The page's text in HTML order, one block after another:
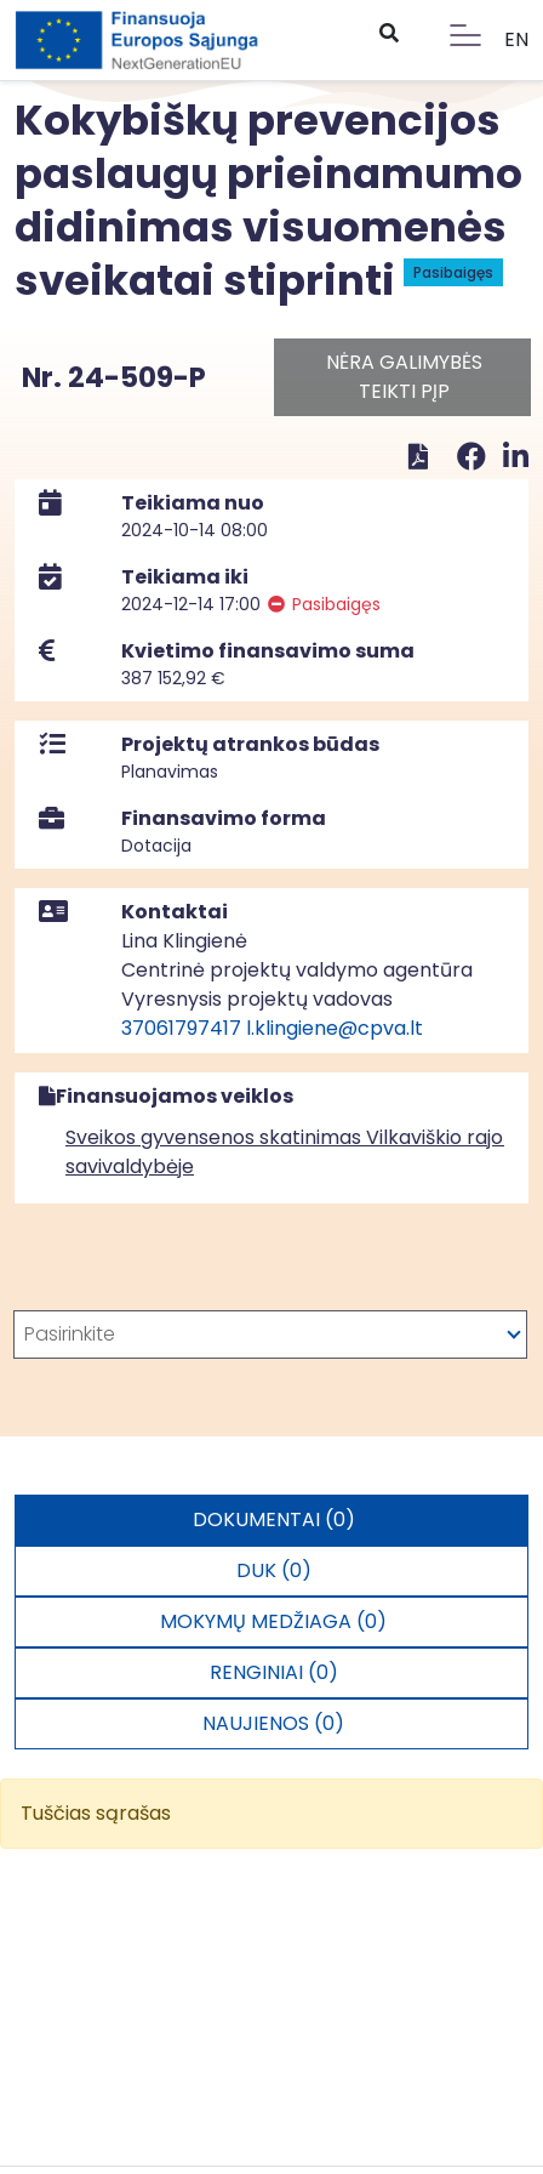
EN
Kokybiškų prevencijos
paslaugų prieinamumo
didinimas visuomenės
sveikatai stiprinti
Pasibaigęs
Nr. 24-509-P
NĖRA GALIMYBĖS
TEIKTI PĮP
Teikiama nuo
2024-10-14 08:00
Teikiama iki
2024-12-14 17:00 Pasibaigęs
Kvietimo finansavimo suma
387 152,92 €
Projektų atrankos būdas
Planavimas
Finansavimo forma
Dotacija
Kontaktai
Lina Klingienė
Centrinė projektų valdymo agentūra
Vyresnysis projektų vadovas
37061797417 l.klingiene@cpva.lt
Finansuojamos veiklos
Sveikos gyvensenos skatinimas Vilkaviškio rajono
savivaldybėje
Paieška
Pasirinkite
DOKUMENTAI (0)
DUK (0)
MOKYMŲ MEDŽIAGA (0)
RENGINIAI (0)
NAUJIENOS (0)
Tuščias sąrašas